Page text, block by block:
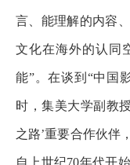
言、能理解的内容
文化在海外的认同
能”。在谈到“中国
时，集美大学副教
之路’重要合作伙伴
自上世纪70年代开